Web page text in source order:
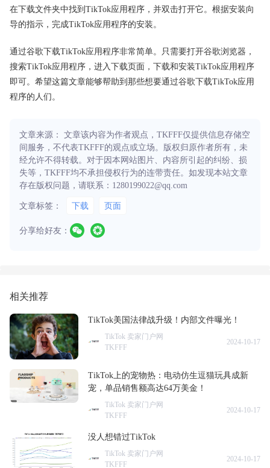
在下载文件夹中找到TikTok应用程序，并双击打开它。根据安装向
导的指示，完成TikTok应用程序的安装。
通过谷歌下载TikTok应用程序非常简单。只需要打开谷歌浏览器，
搜索TikTok应用程序，进入下载页面，下载和安装TikTok应用程序
即可。希望这篇文章能够帮助到那些想要通过谷歌下载TikTok应用
程序的人们。
文章来源： 文章该内容为作者观点，TKFFF仅提供信息存储空
间服务，不代表TKFFF的观点或立场。版权归原作者所有，未
经允许不得转载。对于因本网站图片、内容所引起的纠纷、损
失等，TKFFF均不承担侵权行为的连带责任。如发现本站文章
存在版权问题，请联系：1280199022@qq.com
文章标签： 下载 页面
分享给好友：
相关推荐
TikTok美国法律战升级！内部文件曝光！
TikTok 卖家门户网
TKFFF
2024-10-17
TikTok上的宠物热：电动仿生逗猫玩具成新
宠，单品销售额高达64万美金！
TikTok 卖家门户网
TKFFF
2024-10-17
没人想错过TikTok
TikTok 卖家门户网
TKFFF
2024-10-17